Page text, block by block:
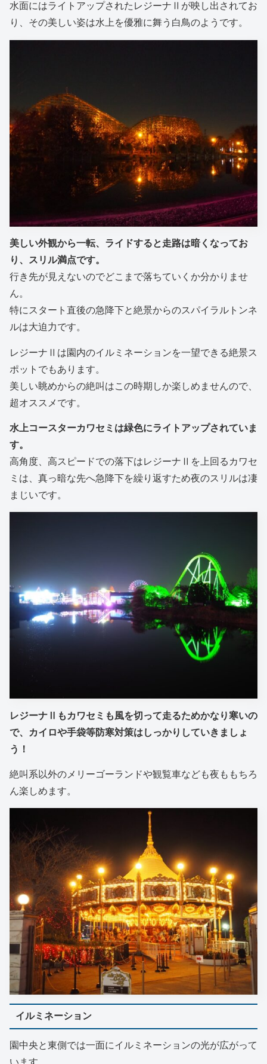
水面にはライトアップされたレジーナⅡが映し出されてお
り、その美しい姿は水上を優雅に舞う白鳥のようです。
美しい外観から一転、ライドすると走路は暗くなってお
り、スリル満点です。
行き先が見えないのでどこまで落ちていくか分かりませ
ん。
特にスタート直後の急降下と絶景からのスパイラルトンネ
ルは大迫力です。
レジーナⅡは園内のイルミネーションを一望できる絶景ス
ポットでもあります。
美しい眺めからの絶叫はこの時期しか楽しめませんので、
超オススメです。
水上コースターカワセミは緑色にライトアップされていま
す。
高角度、高スピードでの落下はレジーナⅡを上回るカワセ
ミは、真っ暗な先へ急降下を繰り返すため夜のスリルは凄
まじいです。
レジーナⅡもカワセミも風を切って走るためかなり寒いの
で、カイロや手袋等防寒対策はしっかりしていきましょ
う！
絶叫系以外のメリーゴーランドや観覧車なども夜ももちろ
ん楽しめます。
イルミネーション
園中央と東側では一面にイルミネーションの光が広がって
います。